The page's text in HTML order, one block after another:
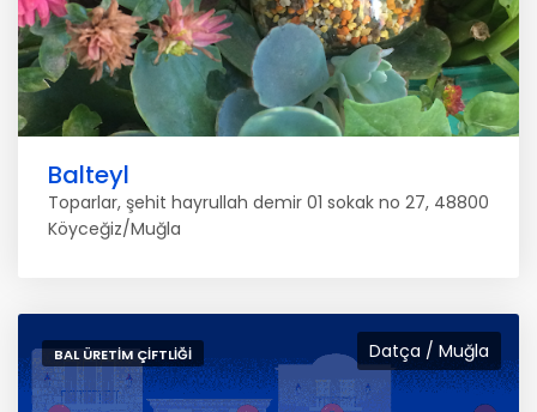
Balteyl
Toparlar, şehit hayrullah demir 01 sokak no 27, 48800
Köyceğiz/Muğla
Datça / Muğla
BAL ÜRETIM ÇIFTLIĞI